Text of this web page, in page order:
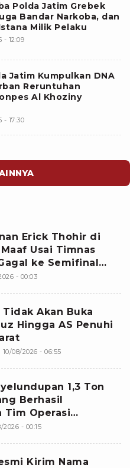
Polda Jatim Grebek
Bandar Narkoba, dan
Milik Pelaku
- 12:09
Jatim Kumpulkan DNA
Reruntuhan
Al Khoziny
- 17:30
Erick Thohir di
Usai Timnas
ke Semifinal
Jangan Hujat
- 00:03
Tidak Akan Buka
Hingga AS Penuhi
10/08/2026 - 06:55
1,3 Ton
Berhasil
Tim Operasi
Perairan Natuna
2026 - 00:15
Kirim Nama